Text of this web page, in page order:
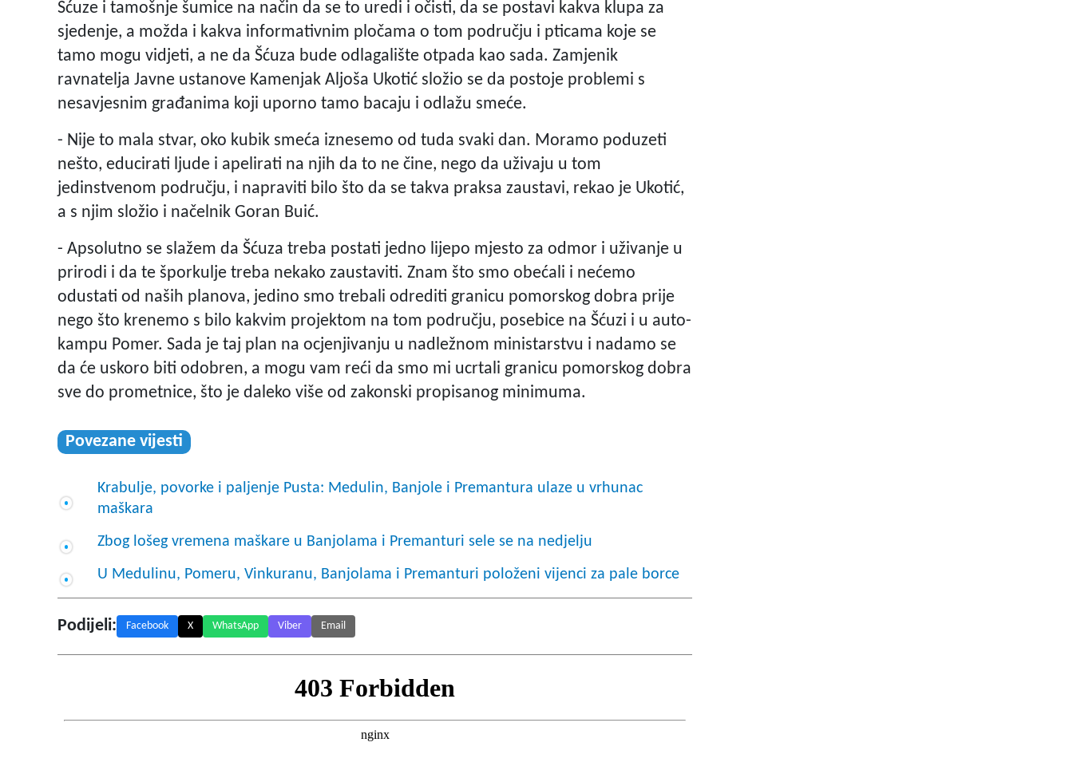
Šćuze i tamošnje šumice na način da se to uredi i očisti, da se postavi kakva klupa za
sjedenje, a možda i kakva informativnim pločama o tom području i pticama koje se
tamo mogu vidjeti, a ne da Šćuza bude odlagalište otpada kao sada. Zamjenik
ravnatelja Javne ustanove Kamenjak Aljoša Ukotić složio se da postoje problemi s
nesavjesnim građanima koji uporno tamo bacaju i odlažu smeće.
- Nije to mala stvar, oko kubik smeća iznesemo od tuda svaki dan. Moramo poduzeti
nešto, educirati ljude i apelirati na njih da to ne čine, nego da uživaju u tom
jedinstvenom području, i napraviti bilo što da se takva praksa zaustavi, rekao je Ukotić,
a s njim složio i načelnik Goran Buić.
- Apsolutno se slažem da Šćuza treba postati jedno lijepo mjesto za odmor i uživanje u
prirodi i da te šporkulje treba nekako zaustaviti. Znam što smo obećali i nećemo
odustati od naših planova, jedino smo trebali odrediti granicu pomorskog dobra prije
nego što krenemo s bilo kakvim projektom na tom području, posebice na Šćuzi i u auto-
kampu Pomer. Sada je taj plan na ocjenjivanju u nadležnom ministarstvu i nadamo se
da će uskoro biti odobren, a mogu vam reći da smo mi ucrtali granicu pomorskog dobra
sve do prometnice, što je daleko više od zakonski propisanog minimuma.
Povezane vijesti
Krabulje, povorke i paljenje Pusta: Medulin, Banjole i Premantura ulaze u vrhunac
maškara
Zbog lošeg vremena maškare u Banjolama i Premanturi sele se na nedjelju
U Medulinu, Pomeru, Vinkuranu, Banjolama i Premanturi položeni vijenci za pale borce
Podijeli: Facebook X WhatsApp Viber Email